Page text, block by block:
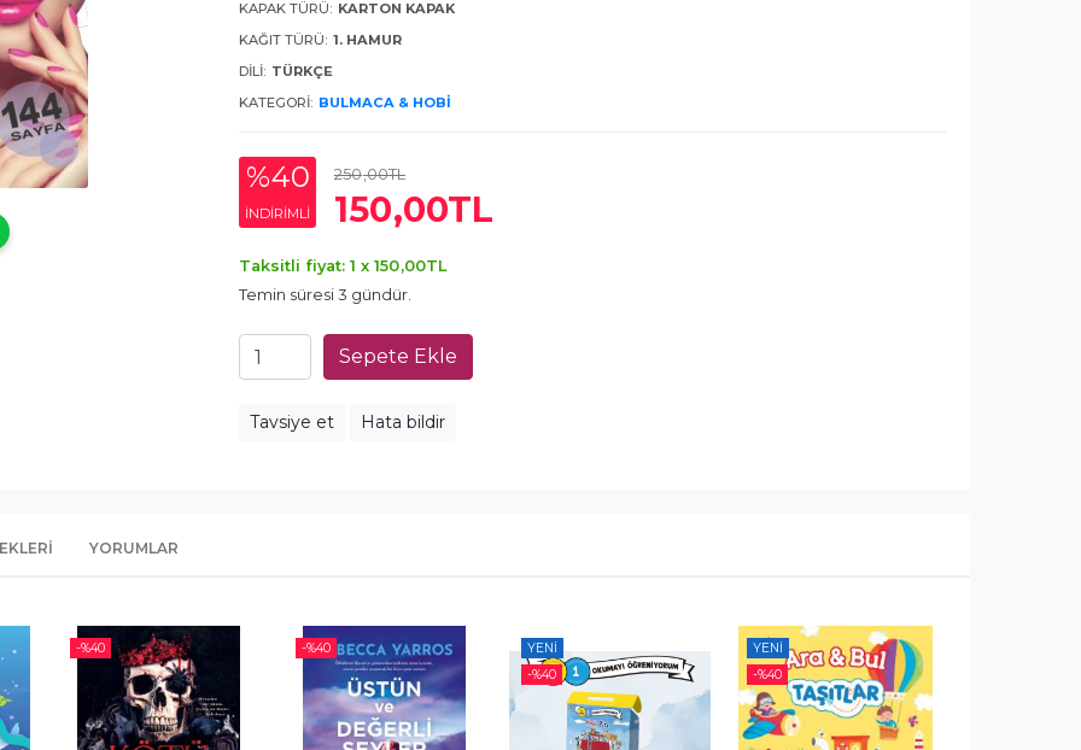
KAPAK TÜRÜ: KARTON KAPAK
KAĞIT TÜRÜ: 1. HAMUR
DILI: TÜRKÇE
KATEGORI: BULMACA & HOBI
%40
INDIRIMLI
250,00TL
150,00TL
Taksitli fiyat: 1 x 150,00TL
Temin süresi 3 gündür.
Sepete Ekle
Tavsiye et Hata bildir
YORUMLAR
-%40 -%40
YENI
-%40
YENI
-%40